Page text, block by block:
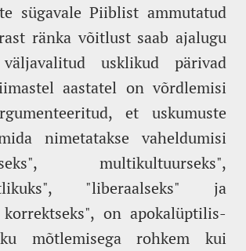
sügavale Piiblist ammutatud
ränka võitlust saab ajalugu
usklikud pärivad
aastatel on võrdlemisi
et uskumuste
nimetatakse vaheldumisi
multikultuurseks",
"liberaalseks" ja
on apokalüptilis-
mõtlemisega rohkem kui